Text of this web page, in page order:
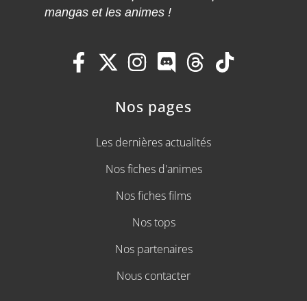
mangas et les animes !
Nos pages
Les dernières actualités
Nos fiches d'animes
Nos fiches films
Nos tops
Nos partenaires
Nous contacter